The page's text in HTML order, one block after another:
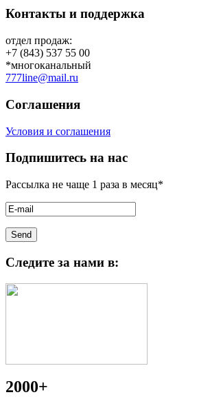
Контакты и поддержка
отдел продаж:
+7 (843) 537 55 00
*многоканальный
777line@mail.ru
Соглашения
Условия и соглашения
Подпишитесь на нас
Рассылка не чаще 1 раза в месяц*
Следите за нами в:
2000+